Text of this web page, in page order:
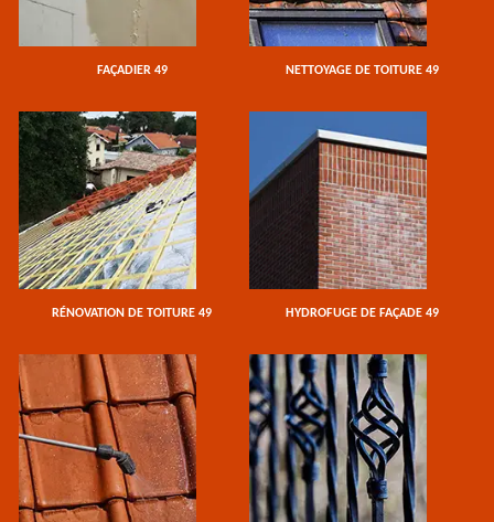
FAÇADIER 49 NETTOYAGE DE TOITURE 49
RÉNOVATION DE TOITURE 49 HYDROFUGE DE FAÇADE 49